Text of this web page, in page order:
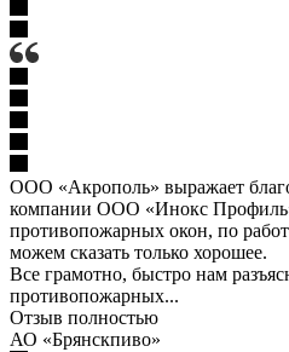
ООО «Акрополь» выражает
компании ООО «Инокс Профиль»
противопожарных окон, по
можем сказать только хорошее.
Все грамотно, быстро нам
противопожарных...
Отзыв полностью
АО «Брянскпиво»